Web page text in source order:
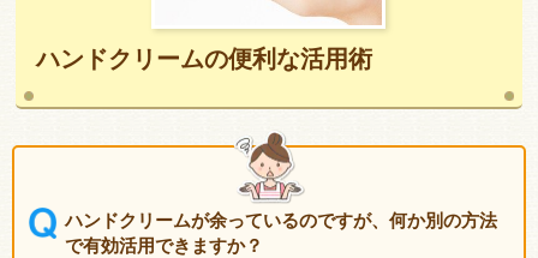
ハンドクリームの便利な活用術
ハンドクリームが余っているのですが、何か別の方法
で有効活用できますか？